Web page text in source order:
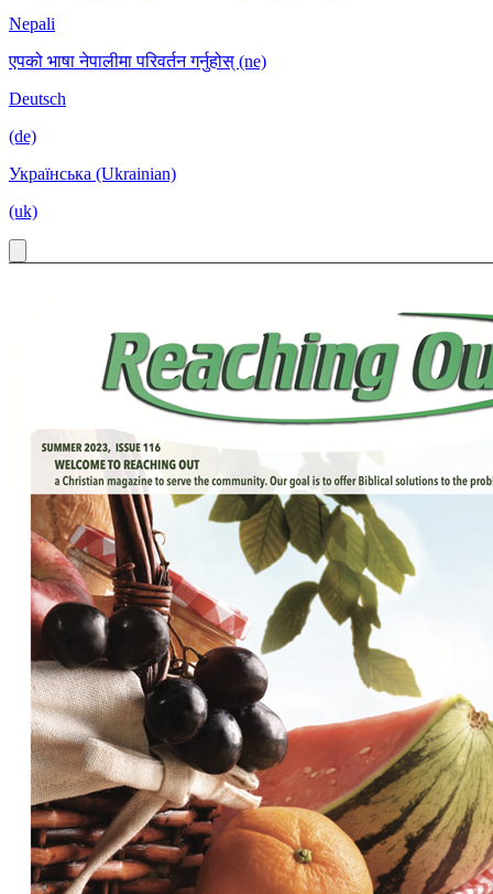
Nepali
एपको भाषा नेपालीमा परिवर्तन गर्नुहोस् (ne)
Deutsch
(de)
Українська (Ukrainian)
(uk)